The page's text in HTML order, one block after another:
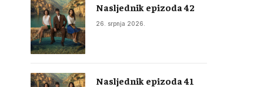
Nasljednik epizoda 42
26. srpnja 2026.
Nasljednik epizoda 41